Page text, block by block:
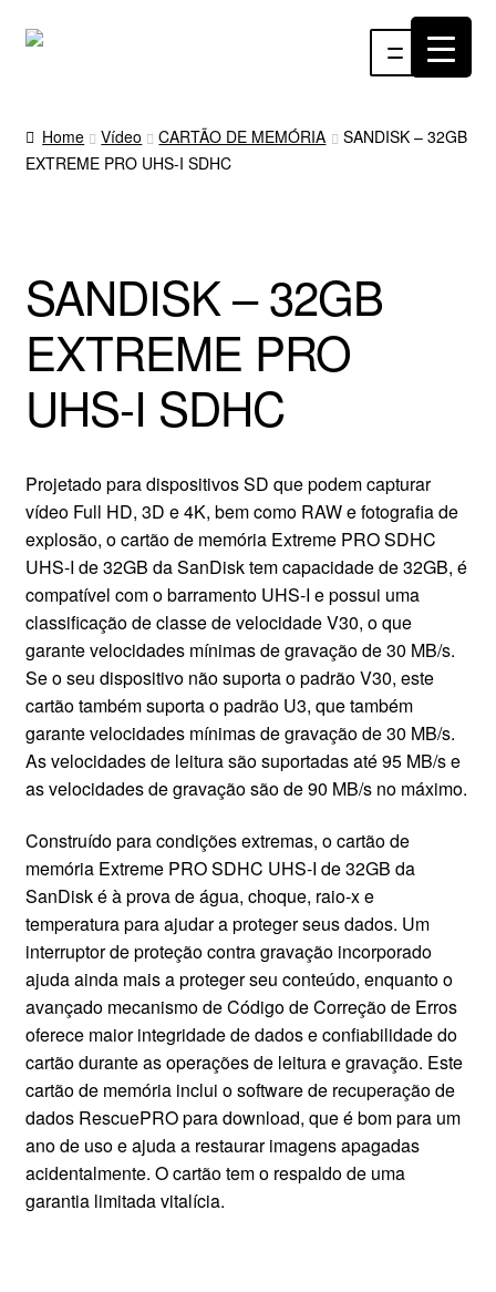
Pular
Pular
conteúdo
Menu
ÁUDIO
VÍDEO
RÁDIO WEBTV
EVENTOS
CONTATO
Home Vídeo CARTÃO DE MEMÓRIA
SANDISK – 32GB
EXTREME PRO UHS-I SDHC
SANDISK – 32GB
EXTREME PRO
UHS-I SDHC
Projetado para dispositivos SD que podem capturar
vídeo Full HD, 3D e 4K, bem como RAW e fotografia de
explosão, o cartão de memória Extreme PRO SDHC
UHS-I de 32GB da SanDisk tem capacidade de 32GB, é
compatível com o barramento UHS-I e possui uma
classificação de classe de velocidade V30, o que
garante velocidades mínimas de gravação de 30 MB/s.
Se o seu dispositivo não suporta o padrão V30, este
cartão também suporta o padrão U3, que também
garante velocidades mínimas de gravação de 30 MB/s.
As velocidades de leitura são suportadas até 95 MB/s e
as velocidades de gravação são de 90 MB/s no máximo.
Construído para condições extremas, o cartão de
memória Extreme PRO SDHC UHS-I de 32GB da
SanDisk é à prova de água, choque, raio-x e
temperatura para ajudar a proteger seus dados. Um
interruptor de proteção contra gravação incorporado
ajuda ainda mais a proteger seu conteúdo, enquanto o
avançado mecanismo de Código de Correção de Erros
oferece maior integridade de dados e confiabilidade do
cartão durante as operações de leitura e gravação. Este
cartão de memória inclui o software de recuperação de
dados RescuePRO para download, que é bom para um
ano de uso e ajuda a restaurar imagens apagadas
acidentalmente. O cartão tem o respaldo de uma
garantia limitada vitalícia.